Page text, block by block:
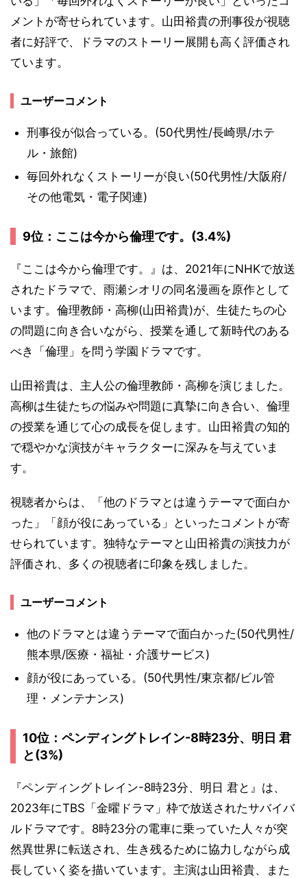
メントが寄せられています。山田裕貴の刑事役が視聴
者に好評で、ドラマのストーリー展開も高く評価され
ています。
ユーザーコメント
刑事役が似合っている。(50代男性/長崎県/ホテ
ル・旅館)
毎回外れなくストーリーが良い(50代男性/大阪府/
その他電気・電子関連)
9位：ここは今から倫理です。(3.4%)
『ここは今から倫理です。』は、2021年にNHKで放送
されたドラマで、雨瀬シオリの同名漫画を原作として
います。倫理教師・高柳(山田裕貴)が、生徒たちの心
の問題に向き合いながら、授業を通して新時代のある
べき「倫理」を問う学園ドラマです。
山田裕貴は、主人公の倫理教師・高柳を演じました。
高柳は生徒たちの悩みや問題に真摯に向き合い、倫理
の授業を通じて心の成長を促します。山田裕貴の知的
で穏やかな演技がキャラクターに深みを与えていま
す。
視聴者からは、「他のドラマとは違うテーマで面白か
った」「顔が役にあっている」といったコメントが寄
せられています。独特なテーマと山田裕貴の演技力が
評価され、多くの視聴者に印象を残しました。
ユーザーコメント
他のドラマとは違うテーマで面白かった(50代男性/
熊本県/医療・福祉・介護サービス)
顔が役にあっている。(50代男性/東京都/ビル管
理・メンテナンス)
10位：ペンディングトレイン-8時23分、明日 君
と(3%)
『ペンディングトレイン-8時23分、明日 君と』は、
2023年にTBS「金曜ドラマ」枠で放送されたサバイバ
ルドラマです。8時23分の電車に乗っていた人々が突
然異世界に転送され、生き残るために協力しながら成
長していく姿を描いています。主演は山田裕貴、また